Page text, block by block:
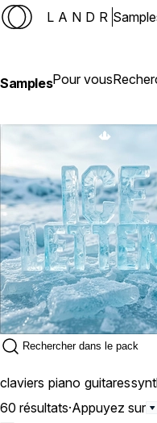
LANDR
SamplesPour vous
claviers piano guitares
60 résultats·Appuyez sur